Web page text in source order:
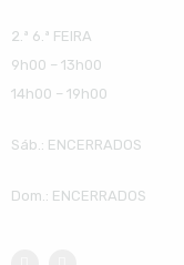
2.ª 6.ª FEIRA
9h00 – 13h00
14h00 – 19h00
Sáb.: ENCERRADOS
Dom.: ENCERRADOS